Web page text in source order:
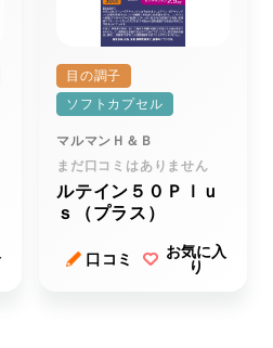
目の調子
ソフトカプセル
マルマンＨ＆Ｂ
まだ口コミはありません
ルテイン５０Ｐｌｕ
ｓ（プラス）
口コミ
お気に入
り